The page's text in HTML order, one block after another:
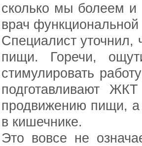
сколько мы болеем и
врач
Специалист уточнил,
пищи. Горечи,
стимулировать
подготавливают
продвижению пищи, а
в кишечнике.
Это вовсе не